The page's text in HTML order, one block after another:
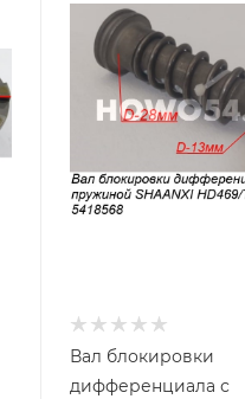
Вал блокировки
дифференциала с